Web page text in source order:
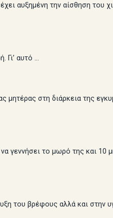
αυξημένη την αίσθηση του
Γι’ αυτό …
στη διάρκεια της
γεννήσει το μωρό της και 10
του βρέφους αλλά και στην